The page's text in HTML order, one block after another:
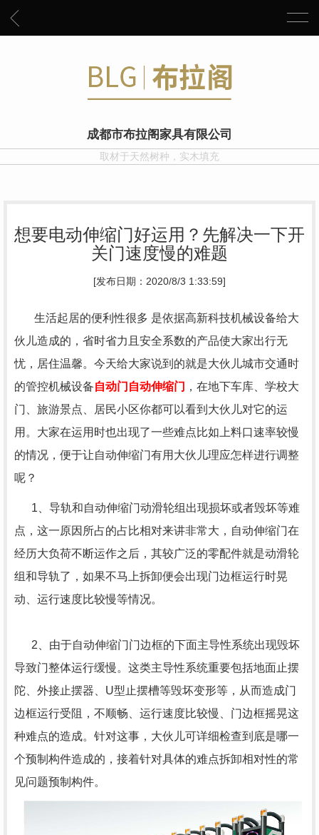
成都市布拉阁家具有限公司
取材于天然树种，实木填充
想要电动伸缩门好运用？先解决一下开
关门速度慢的难题
[发布日期：2020/8/3 1:33:59]
生活起居的便利性很多 是依据高新科技机械设备给大
伙儿造成的，省时省力且安全系数的产品使大家出行无
忧，居住温馨。今天给大家说到的就是大伙儿城市交通时
的管控机械设备自动门自动伸缩门 ，在地下车库、学校大
门、旅游景点、居民小区你都可以看到大伙儿对它的运
用。大家在运用时也出现了一些难点比如上料口速率较慢
的情况，便于让自动伸缩门有用大伙儿理应怎样进行调整
呢？
1、导轨和自动伸缩门动滑轮组出现损坏或者毁坏等难
点，这一原因所占的占比相对来讲非常大，自动伸缩门在
经历大负荷不断运作之后，其较广泛的零配件就是动滑轮
组和导轨了，如果不马上拆卸便会出现门边框运行时晃
动、运行速度比较慢等情况。
2、由于自动伸缩门门边框的下面主导性系统出现毁坏
导致门整体运行缓慢。这类主导性系统重要包括地面止摆
陀、外接止摆器、U型止摆槽等毁坏变形等，从而造成门
边框运行受阻，不顺畅、运行速度比较慢、门边框摇晃这
种难点的造成。针对这事，大伙儿可详细检查到底是哪一
个预制构件造成的，接着针对具体的难点拆卸相对性的常
见问题预制构件。